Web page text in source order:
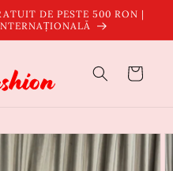
DE PESTE 500 RON |
Coș